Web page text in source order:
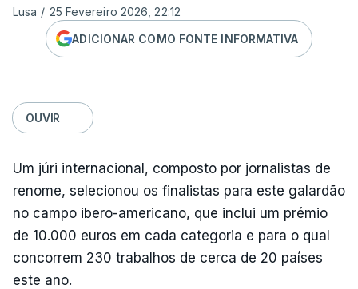
Lusa / 25 Fevereiro 2026, 22:12
ADICIONAR COMO FONTE INFORMATIVA
OUVIR
Um júri internacional, composto por jornalistas de
renome, selecionou os finalistas para este galardão
no campo ibero-americano, que inclui um prémio
de 10.000 euros em cada categoria e para o qual
concorrem 230 trabalhos de cerca de 20 países
este ano.